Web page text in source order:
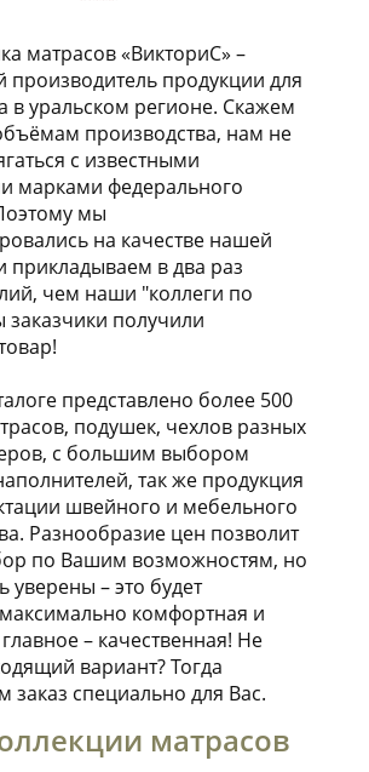
матрасов «ВикториС» –
производитель продукции для
в уральском регионе. Скажем
производства, нам не
с известными
марками федерального
мы
на качестве нашей
прикладываем в два раз
чем наши "коллеги по
заказчики получили
представлено более 500
подушек, чехлов разных
с большим выбором
так же продукция
швейного и мебельного
Разнообразие цен позволит
по Вашим возможностям, но
уверены – это будет
комфортная и
– качественная! Не
вариант? Тогда
заказ специально для Вас.
матрасов